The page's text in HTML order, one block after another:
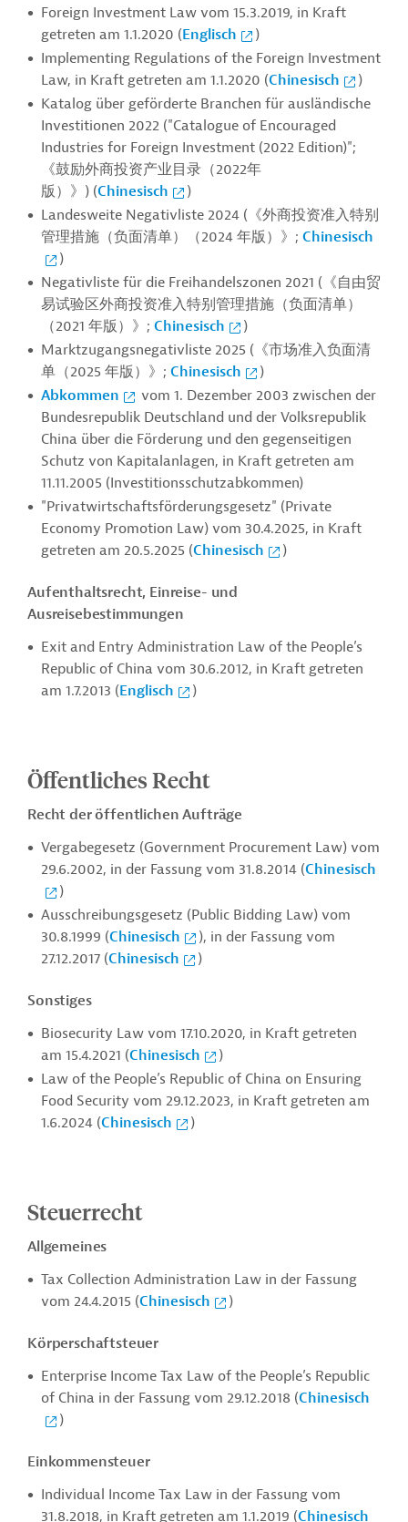
Foreign Investment Law vom 15.3.2019, in Kraft
getreten am 1.1.2020 (Englisch
)
Implementing Regulations of the Foreign Investment
Law, in Kraft getreten am 1.1.2020 (Chinesisch
)
Katalog über geförderte Branchen für ausländische
Investitionen 2022 ("Catalogue of Encouraged
Industries for Foreign Investment (2022 Edition)";
《鼓励外商投资产业目录（2022年
版）》 ) (Chinesisch
)
Landesweite Negativliste 2024 (《外商投资准入特别
管理措施（负面清单）（2024 年版）》; Chinesisch
)
Negativliste für die Freihandelszonen 2021 (《自由贸
易试验区外商投资准入特别管理措施（负面清单）
（2021 年版）》; Chinesisch
)
Marktzugangsnegativliste 2025 (《市场准入负面清
单（2025 年版）》; Chinesisch
)
Abkommen
vom 1. Dezember 2003 zwischen der
Bundesrepublik Deutschland und der Volksrepublik
China über die Förderung und den gegenseitigen
Schutz von Kapitalanlagen, in Kraft getreten am
11.11.2005 (Investitionsschutzabkommen)
"Privatwirtschaftsförderungsgesetz" (Private
Economy Promotion Law) vom 30.4.2025, in Kraft
getreten am 20.5.2025 (Chinesisch )
Aufenthaltsrecht, Einreise- und
Ausreisebestimmungen
Exit and Entry Administration Law of the People’s
Republic of China vom 30.6.2012, in Kraft getreten
am 1.7.2013 (Englisch )
Öffentliches Recht
Recht der öffentlichen Aufträge
Vergabegesetz (Government Procurement Law) vom
29.6.2002, in der Fassung vom 31.8.2014 (Chinesisch
)
Ausschreibungsgesetz (Public Bidding Law) vom
30.8.1999 (Chinesisch
), in der Fassung vom
27.12.2017 (Chinesisch )
Sonstiges
Biosecurity Law vom 17.10.2020, in Kraft getreten
am 15.4.2021 (Chinesisch
)
Law of the People’s Republic of China on Ensuring
Food Security vom 29.12.2023, in Kraft getreten am
1.6.2024 (Chinesisch )
Steuerrecht
Allgemeines
Tax Collection Administration Law in der Fassung
vom 24.4.2015 (Chinesisch )
Körperschaftsteuer
Enterprise Income Tax Law of the People’s Republic
of China in der Fassung vom 29.12.2018 (Chinesisch
)
Einkommensteuer
Individual Income Tax Law in der Fassung vom
31.8.2018, in Kraft getreten am 1.1.2019 (Chinesisch